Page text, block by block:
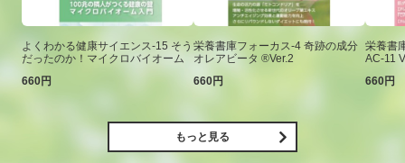
よくわかる健康サイエンス-15 そう
だったのか！マイクロバイオーム
660円
栄養書庫フォーカス-4 奇跡の成分
オレアビータ ®Ver.2
660円
栄養書
AC-11
660円
もっと見る